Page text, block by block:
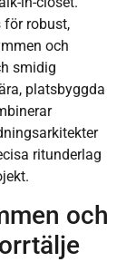
för robust,
och
smidig
platsbyggda
ritunderlag
och